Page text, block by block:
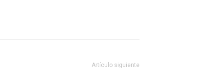
Artículo siguiente